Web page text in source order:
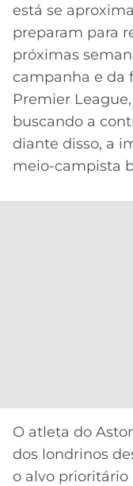
CASSINOS
ONLINE
CASSINOS
ONLINE
2026
VASCO
GRÊMIO
ATLÉTICO
LIGA
DOS
LALIGA
está se
preparam para
próximas
campanha e da
Premier
buscando a
diante disso, a
meio-campista
O atleta do
dos londrinos
o alvo prioritário